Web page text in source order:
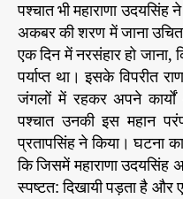
पश्चात भी महाराणा उदयसिंह
अकबर की शरण में जाना
एक दिन में नरसंहार हो जाना,
पर्याप्त था। इसके विपरीत
जंगलों में रहकर अपने कार्यों
पश्चात उनकी इस महान
प्रतापसिंह ने किया। घटना
कि जिसमें महाराणा उदयसिंह
स्पष्टत: दिखायी पड़ता है और